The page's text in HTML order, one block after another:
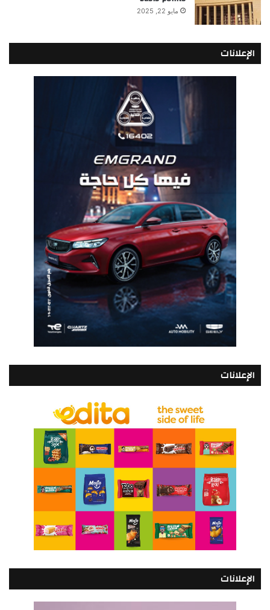
مايو 22, 2025
الإعلانات
الإعلانات
الإعلانات